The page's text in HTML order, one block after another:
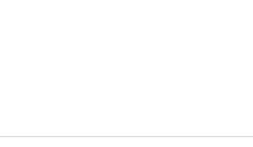
v